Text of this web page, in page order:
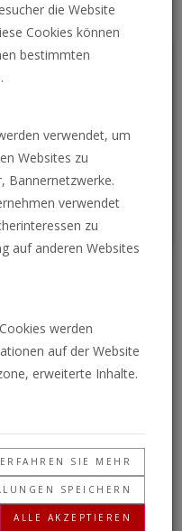
8.
von
Ihre Welt.
die Website
Cookies können
bestimmten
verwendet, um
Websites zu
Bannernetzwerke.
verwendet
zu
auf anderen Websites
werden
auf der Website
erweiterte Inhalte.
ERFAHREN SIE MEHR
SPEICHERN
ALLE AKZEPTIEREN